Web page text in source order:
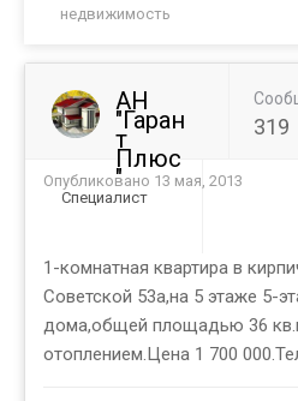
недвижимость
АН
"Гаран
т
Плюс
"
Специалист
319
Опубликовано 13 мая, 2013
1-комнатная квартира в
Советской 53а,на 5 этаже 5-
дома,общей площадью 36
отоплением.Цена 1 700